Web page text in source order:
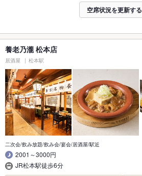
空席状況を更新する
養老乃瀧 松本店
居酒屋 松本駅
二次会/飲み放題/飲み会/宴会/居酒屋/駅近
2001～3000円
JR松本駅徒歩6分